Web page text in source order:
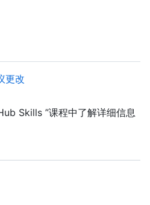
更改
Skills ”课程中了解详细信息